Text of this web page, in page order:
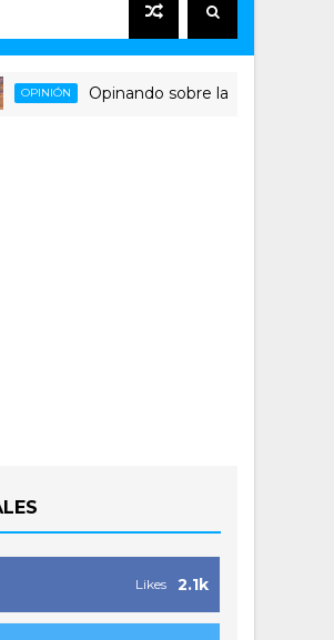
Opinando sobre la triste despedida
2.1k
Likes